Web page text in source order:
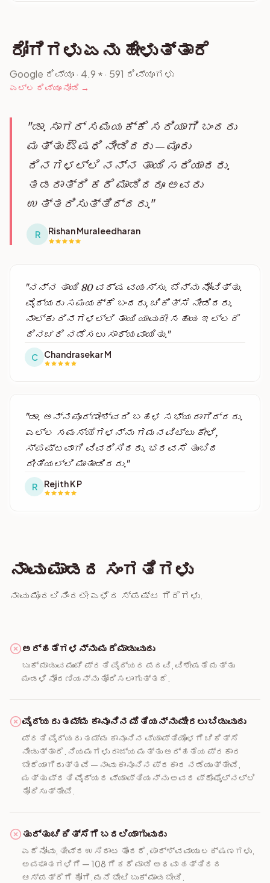
ರೋಗಿಗಳು ಏನು ಹೇಳುತ್ತಾರೆ
Google ರಿವ್ಯೂ · 4.9 ★ · 591 ರಿವ್ಯೂಗಳು
ಎಲ್ಲ ರಿವ್ಯೂ ನೋಡಿ →
"ಡಾ. ಸಾಗರ್ ಸಮಯಕ್ಕೆ ಸರಿಯಾಗಿ ಬಂದರು
ಮತ್ತು ಔಷಧಿ ನೀಡಿದರು — ಮೂರು
ದಿನಗಳಲ್ಲಿ ನನ್ನ ತಾಯಿ ಸರಿಯಾದರು.
ತಡರಾತ್ರಿ ಕರೆ ಮಾಡಿದರೂ ಅವರು
ಉತ್ತರಿಸುತ್ತಿದ್ದರು."
R Rishan Muraleedharan
"ನನ್ನ ತಾಯಿ 80 ವರ್ಷ ವಯಸ್ಸು. ಬೆನ್ನು ನೋವಿತ್ತು.
ವೈದ್ಯರು ಸಮಯಕ್ಕೆ ಬಂದರು, ಚಿಕಿತ್ಸೆ ನೀಡಿದರು.
ನಾಲ್ಕು ದಿನಗಳಲ್ಲಿ ತಾಯಿ ಯಾವುದೇ ಸಹಾಯ ಇಲ್ಲದೆ
ದಿನಚರಿ ನಡೆಸಲು ಸಾಧ್ಯವಾಯಿತು."
C Chandrasekar M
"ಡಾ. ಅನ್ನಪೂರ್ಣೇಶ್ವರಿ ಬಹಳ ಸಭ್ಯರಾಗಿದ್ದರು.
ಎಲ್ಲ ಸಮಸ್ಯೆಗಳನ್ನು ಗಮನವಿಟ್ಟು ಕೇಳಿ,
ಸ್ಪಷ್ಟವಾಗಿ ವಿವರಿಸಿದರು. ಭರವಸೆ ತುಂಬಿದ
ರೀತಿಯಲ್ಲಿ ಮಾತಾಡಿದರು."
R Rejith K P
ನಾವು ಮಾಡದ ಸಂಗತಿಗಳು
ನಾವು ಮೊದಲಿನಿಂದಲೇ ಎಳೆದ ಸ್ಪಷ್ಟ ಗೆರೆಗಳು.
ಅರ್ಹತೆಗಳನ್ನು ಮರೆಮಾಡುವುದು
ಬುಕ್ ಮಾಡುವ ಮುಂಚೆ ಪ್ರತಿ ವೈದ್ಯರ ಪದವಿ, ವಿಶೇಷತೆ ಮತ್ತು
ಮಂಡಳಿ ನೋಂದಣಿಯನ್ನು ತೋರಿಸಲಾಗುತ್ತದೆ.
ವೈದ್ಯರು ತಮ್ಮ ಕಾನೂನಿನ ಮಿತಿಯನ್ನು ಮೀರಲು ಬಿಡುವುದು
ಪ್ರತಿ ವೈದ್ಯರು ತಮ್ಮ ಕಾನೂನಿನ ವ್ಯಾಪ್ತಿಯೊಳಗೆ ಚಿಕಿತ್ಸೆ
ನೀಡುತ್ತಾರೆ. ನಿಯಮಗಳು ರಾಜ್ಯ ಮತ್ತು ಅರ್ಹತೆಯ ಪ್ರಕಾರ
ಬೇರೆಯಾಗಿರುತ್ತವೆ — ನಾವು ಕಾನೂನಿನ ಪ್ರಕಾರ ನಡೆಯುತ್ತೇವೆ,
ಮತ್ತು ಪ್ರತಿ ವೈದ್ಯರ ವ್ಯಾಪ್ತಿಯನ್ನು ಅವರ ಪ್ರೊಫೈಲ್‌ನಲ್ಲಿ
ತೋರಿಸುತ್ತೇವೆ.
ತುರ್ತು ಚಿಕಿತ್ಸೆಗೆ ಬದಲಿಯಾಗುವುದು
ಎದೆನೋವು, ತೀವ್ರ ಉಸಿರಾಟ ತೊಂದರೆ, ಪಾರ್ಶ್ವವಾಯು ಲಕ್ಷಣಗಳು,
ಅಪಘಾತಗಳಿಗೆ — 108 ಗೆ ಕರೆ ಮಾಡಿ ಅಥವಾ ಹತ್ತಿರದ
ಆಸ್ಪತ್ರೆಗೆ ಹೋಗಿ. ಮನೆ ಭೇಟಿ ಬುಕ್ ಮಾಡಬೇಡಿ.